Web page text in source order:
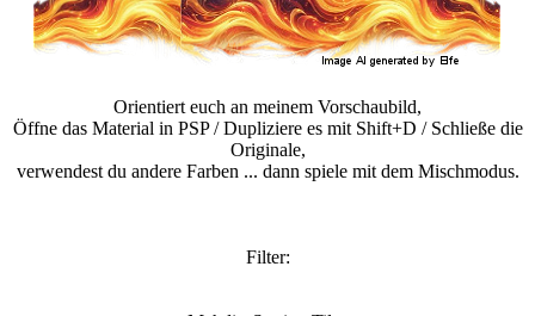
Orientiert euch an meinem Vorschaubild,
Öffne das Material in PSP / Dupliziere es mit Shift+D / Schließe die
Originale,
verwendest du andere Farben ... dann spiele mit dem Mischmodus.
Filter: